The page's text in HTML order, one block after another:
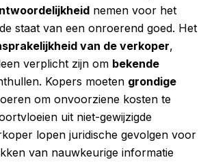
nemen voor het
staat van een onroerend goed. Het
van de verkoper,
verplicht zijn om bekende
Kopers moeten grondige
om onvoorziene kosten te
uit niet-gewijzigde
lopen juridische gevolgen voor
van nauwkeurige informatie